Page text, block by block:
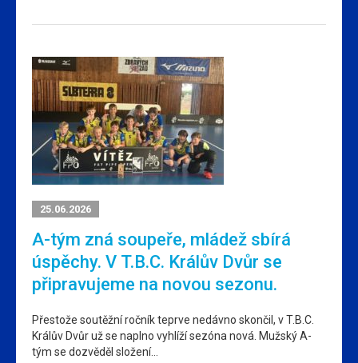
25.06.2026
A-tým zná soupeře, mládež sbírá
úspěchy. V T.B.C. Králův Dvůr se
připravujeme na novou sezonu.
Přestože soutěžní ročník teprve nedávno skončil, v T.B.C.
Králův Dvůr už se naplno vyhlíží sezóna nová. Mužský A-
tým se dozvěděl složení…